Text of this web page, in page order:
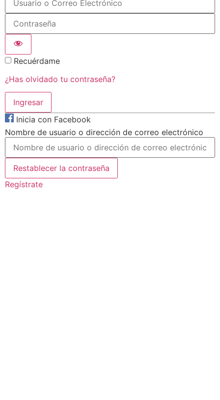
Recuérdame
¿Has olvidado tu contraseña?
Inicia con Facebook
Nombre de usuario o dirección de correo electrónico
Regístrate